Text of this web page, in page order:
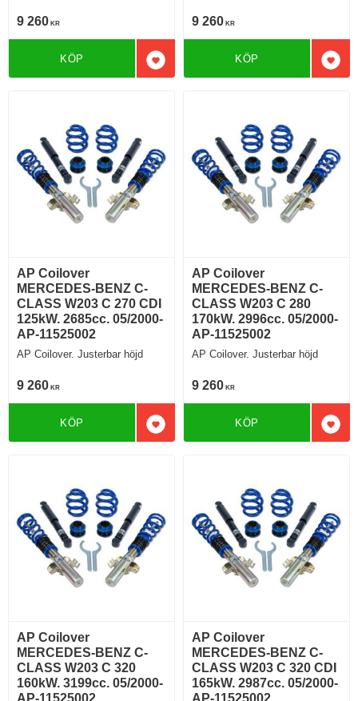
9 260 KR
Lägg till i favoriter
KÖP
9 260 KR
KÖP
AP Coilover
MERCEDES-BENZ C-
CLASS W203 C 270 CDI
125kW. 2685cc. 05/2000-
AP-11525002
AP Coilover. Justerbar höjd
9 260 KR
Lägg till i favoriter
KÖP
AP Coilover
MERCEDES-BENZ C-
CLASS W203 C 280
170kW. 2996cc. 05/2000-
AP-11525002
AP Coilover. Justerbar höjd
9 260 KR
KÖP
AP Coilover
MERCEDES-BENZ C-
CLASS W203 C 320
160kW. 3199cc. 05/2000-
AP Coilover
MERCEDES-BENZ C-
CLASS W203 C 320 CDI
165kW. 2987cc. 05/2000-